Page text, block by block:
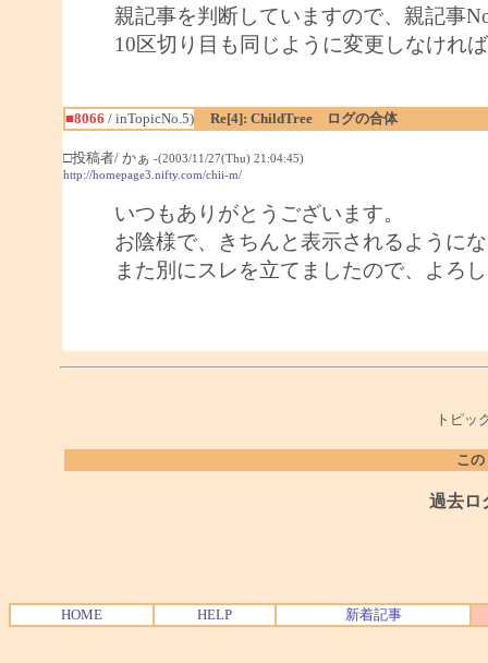
親記事を判断していますので、親記事
10区切り目も同じように変更しなけれ
■8066 / inTopicNo.5) Re[4]: ChildTree ログの合体
□投稿者/ かぁ -(2003/11/27(Thu) 21:04:45)
http://homepage3.nifty.com/chii-m/
いつもありがとうございます。
お陰様で、きちんと表示されるように
また別にスレを立てましたので、よろ
トピッ
こ
過去ロ
HOME HELP 新着記事